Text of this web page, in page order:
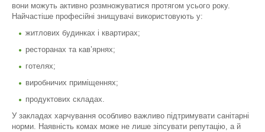
вони можуть активно розмножуватися протягом усього року.
Найчастіше професійні знищувачі використовують у:
житлових будинках і квартирах;
ресторанах та кав’ярнях;
готелях;
виробничих приміщеннях;
продуктових складах.
У закладах харчування особливо важливо підтримувати санітарні
норми. Наявність комах може не лише зіпсувати репутацію, а й